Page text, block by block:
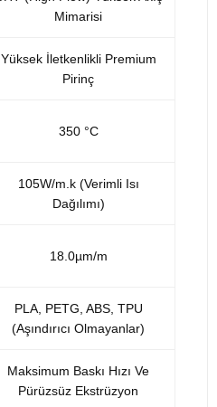
Mimarisi
Yüksek İletkenlikli Premium
Pirinç
350 °C
105W/m.k (Verimli Isı
Dağılımı)
18.0µm/m
PLA, PETG, ABS, TPU
(Aşındırıcı Olmayanlar)
Maksimum Baskı Hızı Ve
Pürüzsüz Ekstrüzyon